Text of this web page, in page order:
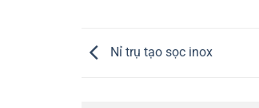
Nỉ trụ tạo sọc inox